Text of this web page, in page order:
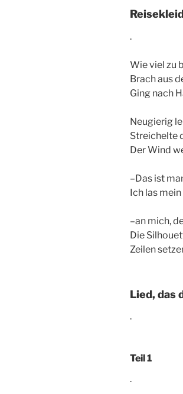
.
Wie viel zu
Brach aus
Ging nach
Neugierig
Streichelte
Der Wind
–Das ist
Ich las
–an mich,
Die
Zeilen
Lied, das
.
Teil 1
.